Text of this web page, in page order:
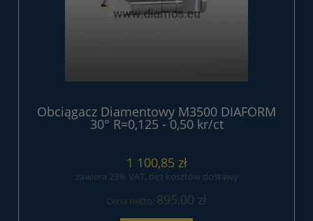
Obciągacz Diamentowy M3500 DIAFORM
30° R=0,125 - 0,50 kr/ct
1 100,85 zł
zawiera 23% VAT, bez kosztów dostawy
Cena netto: 895,00 zł